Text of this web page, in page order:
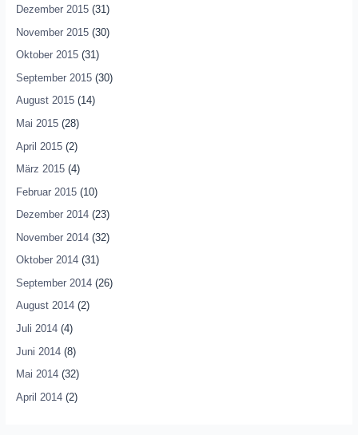
Dezember 2015(31)
November 2015(30)
Oktober 2015(31)
September 2015(30)
August 2015(14)
Mai 2015(28)
April 2015(2)
März 2015(4)
Februar 2015(10)
Dezember 2014(23)
November 2014(32)
Oktober 2014(31)
September 2014(26)
August 2014(2)
Juli 2014(4)
Juni 2014(8)
Mai 2014(32)
April 2014(2)